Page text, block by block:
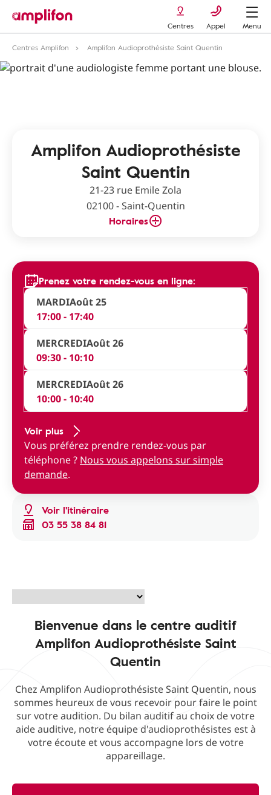
Centres Appel
Menu
Centres Amplifon
Amplifon Audioprothésiste Saint Quentin
Amplifon Audioprothésiste
Saint Quentin
21-23 rue Emile Zola
02100 - Saint-Quentin
Horaires
Voir l'itinéraire
03 55 38 84 81
Prenez votre rendez-vous en ligne:
MARDIAoût 25
17:00 - 17:40
MERCREDIAoût 26
09:30 - 10:10
MERCREDIAoût 26
10:00 - 10:40
Voir plus
Vous préférez prendre rendez-vous par
téléphone ? Nous vous appelons sur simple
demande.
Bienvenue dans le centre auditif
Amplifon Audioprothésiste Saint
Quentin
Chez Amplifon Audioprothésiste Saint Quentin, nous
sommes heureux de vous recevoir pour faire le point
sur votre audition. Du bilan auditif au choix de votre
aide auditive, notre équipe d'audioprothésistes est à
votre écoute et vous accompagne lors de votre
appareillage.